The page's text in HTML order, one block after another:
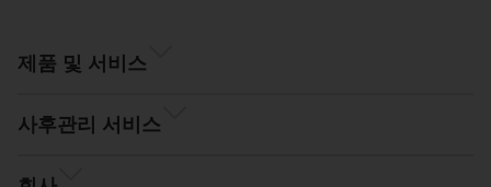
제품 및 서비스
사후관리 서비스